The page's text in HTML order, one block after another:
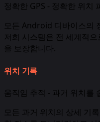
정확한 GPS - 정확한 위치
모든 Android 디바이스의
저희 시스템은 전 세계적
을 보장합니다.
위치 기록
움직임 추적 - 과거 위치를
모든 과거 위치의 상세 기